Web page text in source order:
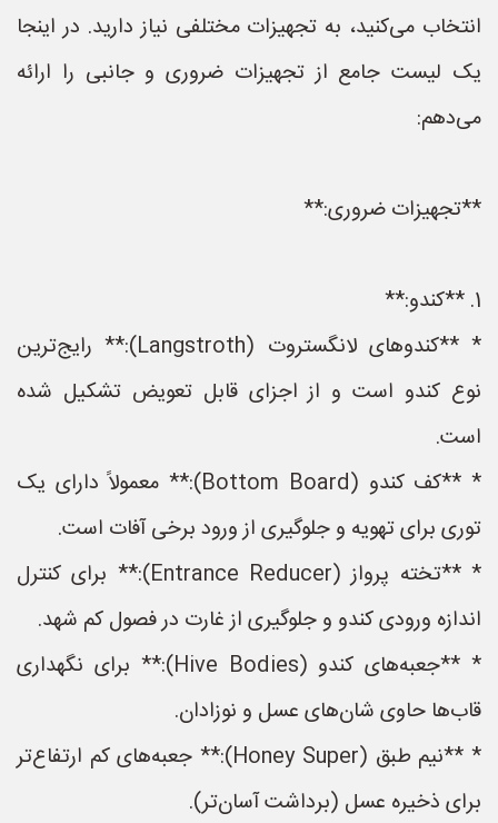
انتخاب می‌کنید، به تجهیزات مختلفی نیاز دارید. در اینجا
یک لیست جامع از تجهیزات ضروری و جانبی را ارائه
می‌دهم:
**تجهیزات ضروری:**
1. **کندو:**
* **کندوهای لانگستروت (Langstroth):** رایج‌ترین
نوع کندو است و از اجزای قابل تعویض تشکیل شده
است.
* **کف کندو (Bottom Board):** معمولاً دارای یک
توری برای تهویه و جلوگیری از ورود برخی آفات است.
* **تخته پرواز (Entrance Reducer):** برای کنترل
اندازه ورودی کندو و جلوگیری از غارت در فصول کم شهد.
* **جعبه‌های کندو (Hive Bodies):** برای نگهداری
قاب‌ها حاوی شان‌های عسل و نوزادان.
* **نیم طبق (Honey Super):** جعبه‌های کم ارتفاع‌تر
برای ذخیره عسل (برداشت آسان‌تر).